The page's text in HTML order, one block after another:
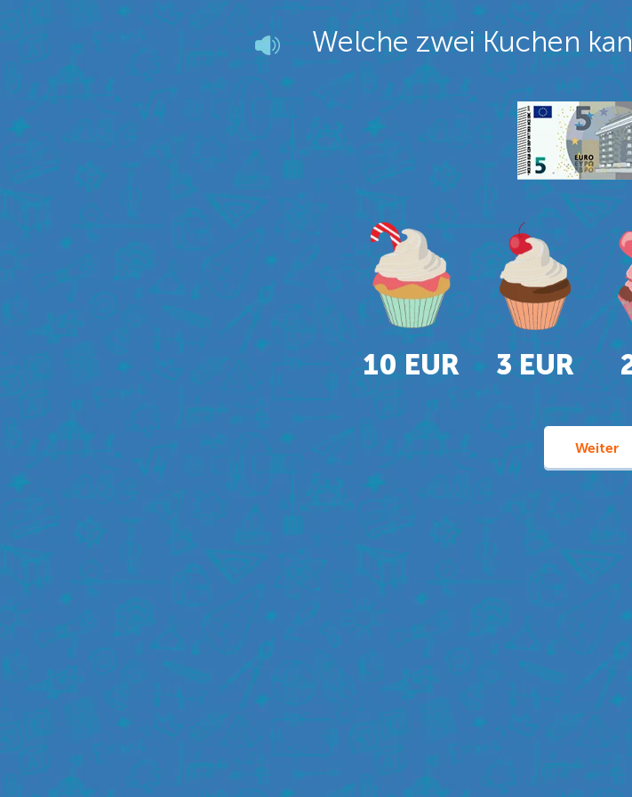
10 EUR 3 EUR
Welche zwei Kuchen